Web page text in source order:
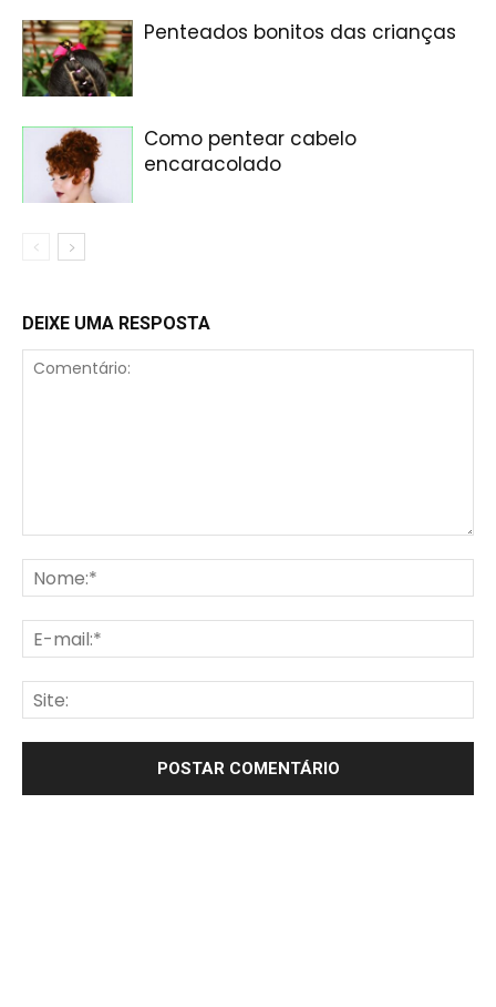
Penteados bonitos das crianças
Como pentear cabelo
encaracolado
DEIXE UMA RESPOSTA